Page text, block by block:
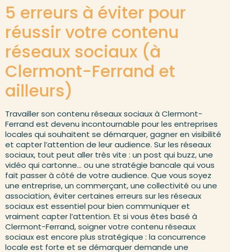
5 erreurs à éviter pour
réussir votre contenu
réseaux sociaux (à
Clermont-Ferrand et
ailleurs)
Travailler son contenu réseaux sociaux à Clermont-
Ferrand est devenu incontournable pour les entreprises
locales qui souhaitent se démarquer, gagner en visibilité
et capter l’attention de leur audience. Sur les réseaux
sociaux, tout peut aller très vite : un post qui buzz, une
vidéo qui cartonne… ou une stratégie bancale qui vous
fait passer à côté de votre audience. Que vous soyez
une entreprise, un commerçant, une collectivité ou une
association, éviter certaines erreurs sur les réseaux
sociaux est essentiel pour bien communiquer et
vraiment capter l’attention. Et si vous êtes basé à
Clermont-Ferrand, soigner votre contenu réseaux
sociaux est encore plus stratégique : la concurrence
locale est forte et se démarquer demande une